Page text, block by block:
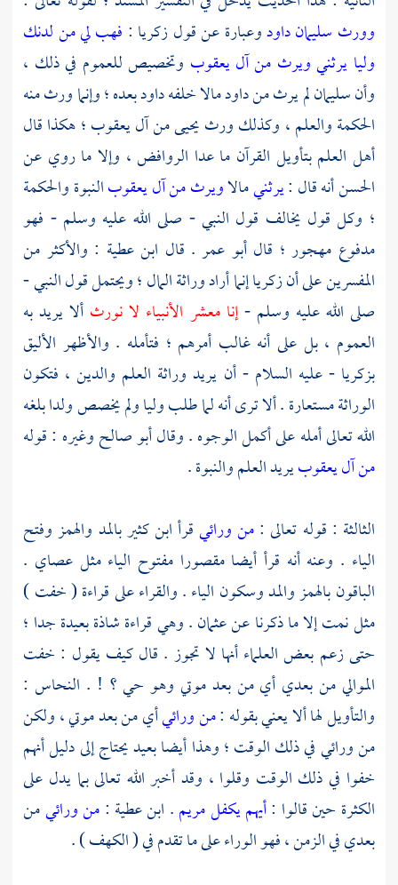
وورث سليمان داودوعبارة عن قولزكريا : فهب لي من لدنك
وليا يرثني ويرث من آل يعقوب وتخصيص للعموم في ذلك ،
وأنسليمانلم يرث منداودمالا خلفهداودبعده ؛ وإنما ورث منه
الحكمة والعلم ، وكذلك ورثيحيىمنآل يعقوب ؛هكذا قال
أهل العلم بتأويل القرآن ما عدا الروافض ، وإلا ما روي عن
الحسنأنه قال :يرثنيمالاويرث من آل يعقوبالنبوة والحكمة
؛ وكل قول يخالف قول النبي - صلى الله عليه وسلم - فهو
مدفوع مهجور ؛ قالأبو عمر . قال ابن عطية : والأكثر من
المفسرين على أنزكرياإنما أراد وراثة المال ؛ ويحتمل قول النبي -
صلى الله عليه وسلم -إنا معشر الأنبياء لا نورث ألا يريد به
العموم ، بل على أنه غالب أمرهم ؛ فتأمله . والأظهر الأليق
بزكريا- عليه السلام - أن يريد وراثة العلم والدين ، فتكون
الوراثة مستعارة . ألا ترى أنه لما طلب وليا ولم يخصص ولدا بلغه
الله تعالى أمله على أكمل الوجوه . وقالأبو صالحوغيره : قوله
من آل يعقوبيريد العلم والنبوة .
الثالثة : قوله تعالى :من ورائيقرأابن كثيربالمد والهمز وفتح
الياء . وعنه أنه قرأ أيضا مقصورا مفتوح الياء مثل عصاي .
الباقون بالهمز والمد وسكون الياء . والقراء على قراءة ( خفت )
مثل نمت إلا ما ذكرنا عنعثمان. وهي قراءة شاذة بعيدة جدا ؛
حتى زعم بعض العلماء أنها لا تجوز . قال كيف يقول : خفت
الموالي من بعدي أي من بعد موتي وهو حي ؟ ! . النحاس :
والتأويل لها ألا يعني بقوله :من ورائيأي من بعد موتي ، ولكن
من ورائي في ذلك الوقت ؛ وهذا أيضا بعيد يحتاج إلى دليل أنهم
خفوا في ذلك الوقت وقلوا ، وقد أخبر الله تعالى بما يدل على
الكثرة حين قالوا :أيهم يكفل مريم. ابن عطية :من ورائيمن
بعدي في الزمن ، فهو الوراء على ما تقدم في ( الكهف ) .